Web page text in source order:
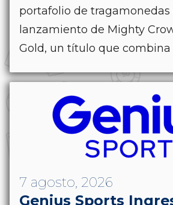
portafolio de tragamonedas
lanzamiento de Mighty
Gold, un título que combina
7 agosto, 2026
Genius Sports